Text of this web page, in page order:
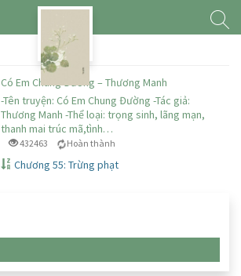
Có Em Chung Đường – Thương Manh
-Tên truyện: Có Em Chung Đường -Tác giả:
Thương Manh -Thể loại: trọng sinh, lãng mạn,
thanh mai trúc mã,tình…
432463 Hoàn thành
Chương 55: Trừng phạt